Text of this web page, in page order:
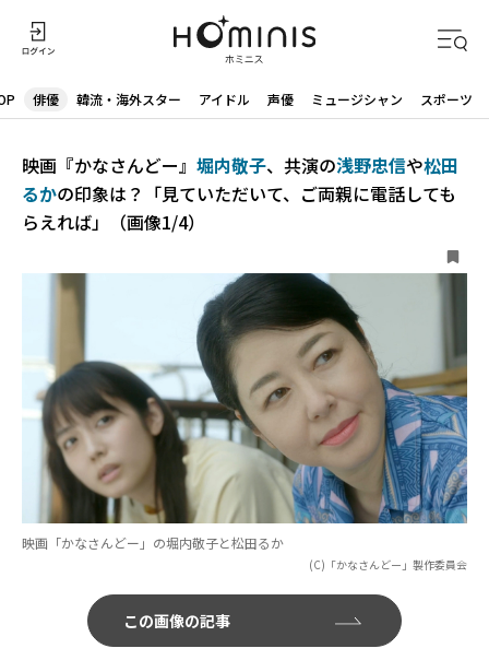
俳優 韓流・海外スター アイドル 声優 ミュージシャン スポーツ
映画『かなさんどー』 堀内敬子、共演の浅野忠信や松田
るかの印象は？「見ていただいて、ご両親に電話しても
らえれば」（画像1/4）
映画「かなさんどー」の堀内敬子と松田るか
(C)「かなさんどー」製作委員会
この画像の記事